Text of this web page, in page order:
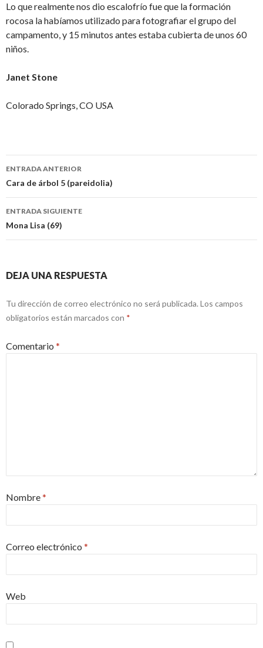
Lo que realmente nos dio escalofrío fue que la formación
rocosa la habíamos utilizado para fotografiar el grupo del
campamento, y 15 minutos antes estaba cubierta de unos 60
niños.
Janet Stone
Colorado Springs, CO USA
Navegación
de
entradas
ENTRADA ANTERIOR
Cara de árbol 5 (pareidolia)
ENTRADA SIGUIENTE
Mona Lisa (69)
DEJA UNA RESPUESTA
Tu dirección de correo electrónico no será publicada. Los campos
obligatorios están marcados con *
Comentario *
Nombre*
Correo electrónico *
Web